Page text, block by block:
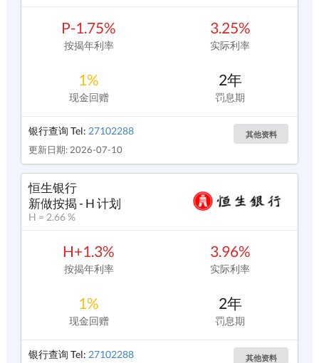
P-1.75%
按揭年利率
3.25%
实际利率
1%
现金回赠
2年
罚息期
银行查询 Tel: 27102288
更新日期: 2026-07-10
其他资料
恒生银行
新做按揭 - H 计划
H = 2.66 %
H+1.3%
按揭年利率
3.96%
实际利率
1%
现金回赠
2年
罚息期
银行查询 Tel: 27102288 其他资料